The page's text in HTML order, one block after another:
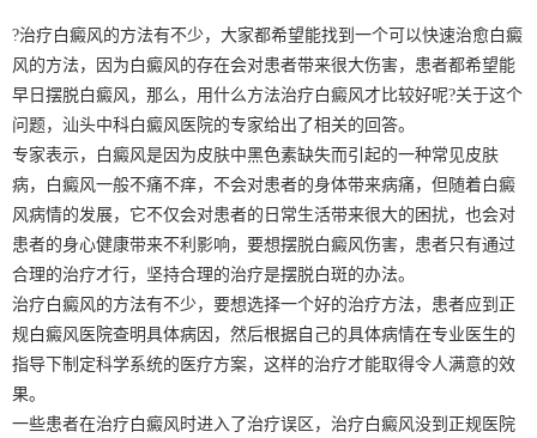
?治疗白癜风的方法有不少，大家都希望能找到一个可以快速治愈白癜
风的方法，因为白癜风的存在会对患者带来很大伤害，患者都希望能
早日摆脱白癜风，那么，用什么方法治疗白癜风才比较好呢?关于这个
问题，汕头中科白癜风医院的专家给出了相关的回答。
专家表示，白癜风是因为皮肤中黑色素缺失而引起的一种常见皮肤
病，白癜风一般不痛不痒，不会对患者的身体带来病痛，但随着白癜
风病情的发展，它不仅会对患者的日常生活带来很大的困扰，也会对
患者的身心健康带来不利影响，要想摆脱白癜风伤害，患者只有通过
合理的治疗才行，坚持合理的治疗是摆脱白斑的办法。
治疗白癜风的方法有不少，要想选择一个好的治疗方法，患者应到正
规白癜风医院查明具体病因，然后根据自己的具体病情在专业医生的
指导下制定科学系统的医疗方案，这样的治疗才能取得令人满意的效
果。
一些患者在治疗白癜风时进入了治疗误区，治疗白癜风没到正规医院